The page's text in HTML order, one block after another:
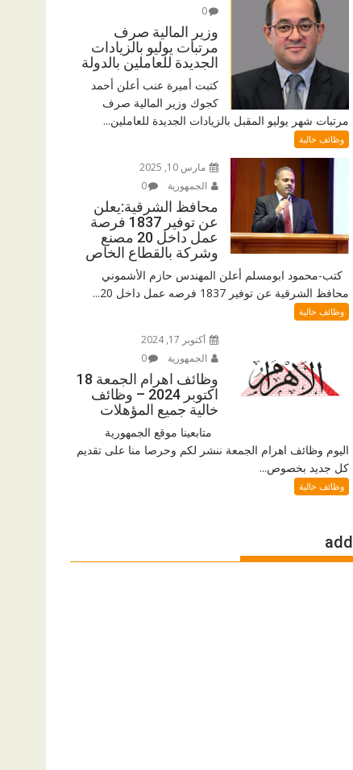
0
وزير المالية صرف
مرتبات يوليو بالزيادات
الجديدة للعاملين بالدولة
كتبت أميرة عنب أعلن أحمد
كجوك وزير المالية صرف
مرتبات شهر يوليو المقبل بالزيادات الجديدة للعاملين...
وظائف خالية
مارس 10, 2025
الجمهورية
0
محافظ الشرقية:يعلن
عن توفير 1837 فرصة
عمل داخل 20 مصنع
وشركة بالقطاع الخاص
كتب-محمود ابومسلم أعلن المهندس حازم الأشموني
محافظ الشرقية عن توفير 1837 فرصه عمل داخل 20...
وظائف خالية
أكتوبر 17, 2024
الجمهورية
0
وظائف اهرام الجمعة 18
اكتوبر 2024 – وظائف
خالية جميع المؤهلات
متابعينا موقع الجمهورية
اليوم وظائف اهرام الجمعة ننشر لكم وحرصا منا على تقديم
كل جديد بخصوص...
وظائف خالية
add